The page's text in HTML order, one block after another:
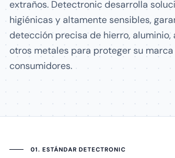
extraños. Detectronic desarrolla
higiénicas y altamente sensibles,
detección precisa de hierro,
otros metales para proteger su marca
consumidores.
01. ESTÁNDAR DETECTRONIC